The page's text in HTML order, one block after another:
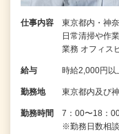
仕事内容
東京都内・神
日常清掃や作
業務 オフィス
給与 時給2,000円以
勤務地 東京都内及び
勤務時間
7：00〜18：
※勤務日数相